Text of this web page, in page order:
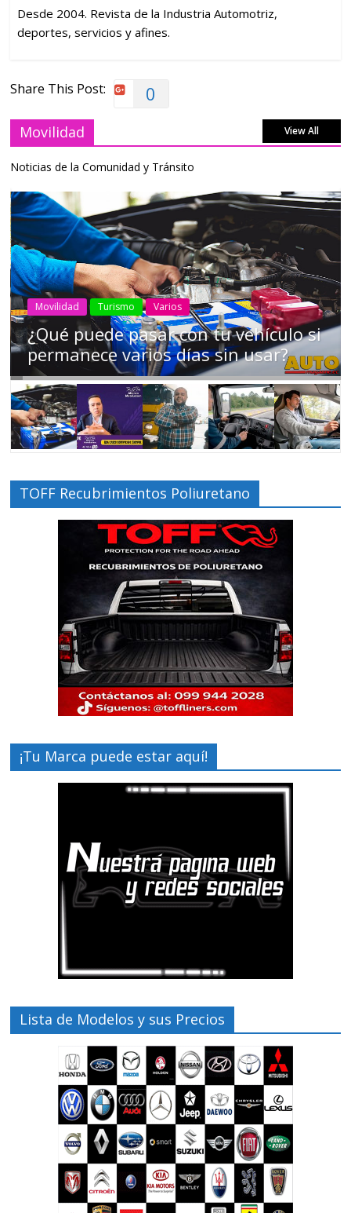
Desde 2004. Revista de la Industria Automotriz,
deportes, servicios y afines.
Share This Post: 0
Movilidad View All
Noticias de la Comunidad y Tránsito
AEADE Industria Motociclismo Motos Movilidad
Campaña busca cambiar destino de
los motociclistas en la región
TOFF Recubrimientos Poliuretano
¡Tu Marca puede estar aquí!
Lista de Modelos y sus Precios